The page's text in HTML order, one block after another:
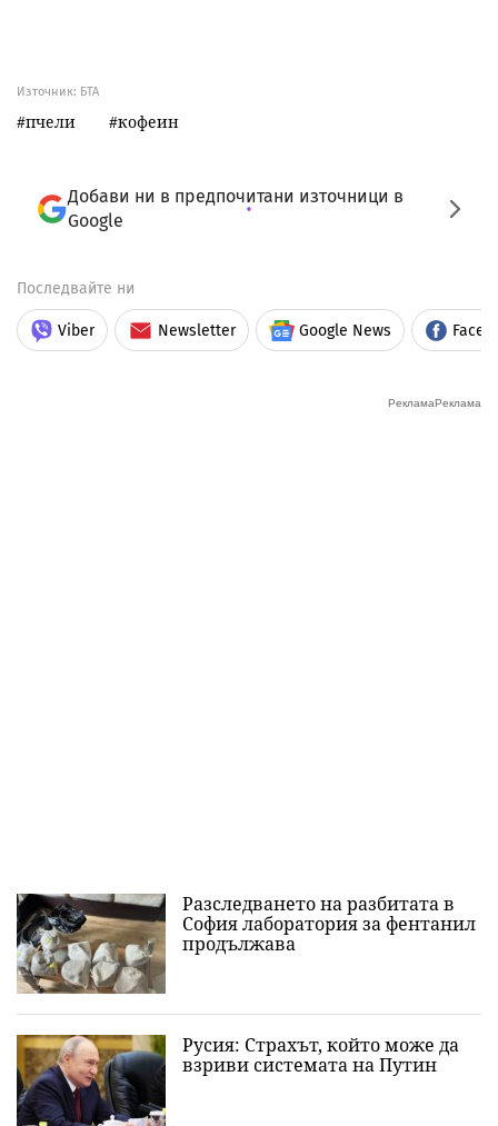
Източник: БТА
пчели кофеин
Добави ни в предпочитани източници в
Google
Последвайте ни
Viber Newsletter Google News
Разследването на разбитата в
София лаборатория за фентанил
продължава
Русия: Страхът, който може да
взриви системата на Путин